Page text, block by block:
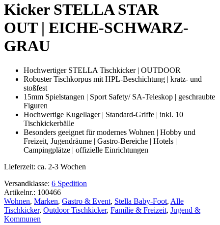
EICHE-
SCHWARZ-
GRAU
Menge
Kicker STELLA STAR
OUT | EICHE-SCHWARZ-
GRAU
Hochwertiger STELLA Tischkicker | OUTDOOR
Robuster Tischkorpus mit HPL-Beschichtung | kratz- und
stoßfest
15mm Spielstangen | Sport Safety/ SA-Teleskop | geschraubte
Figuren
Hochwertige Kugellager | Standard-Griffe | inkl. 10
Tischkickerbälle
Besonders geeignet für modernes Wohnen | Hobby und
Freizeit, Jugendräume | Gastro-Bereiche | Hotels |
Campingplätze | offizielle Einrichtungen
Lieferzeit: ca. 2-3 Wochen
Versandklasse: 6 Spedition
Artikelnr.: 100466
Wohnen, Marken, Gastro & Event, Stella Baby-Foot, Alle
Tischkicker, Outdoor Tischkicker, Familie & Freizeit, Jugend &
Kommunen